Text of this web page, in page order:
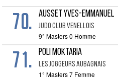
70. AUSSET YVES-EMMANUEL
JUDO CLUB VENELLOIS
9° Masters 0 Homme
71. POLI MOKTARIA
LES JOGGEURS AUBAGNAIS
1° Masters 7 Femme